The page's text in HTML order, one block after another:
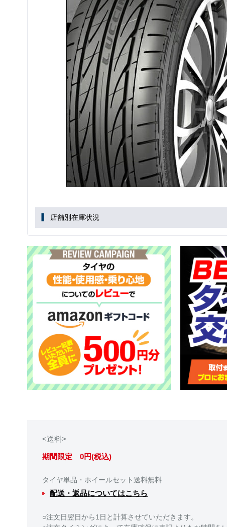
店舗別在庫状況
<送料>
期間限定 0円(税込)
タイヤ単品・ホイールセット送料無料
配送・返品についてはこちら
○注文日翌日から1日と計算させていただきます。